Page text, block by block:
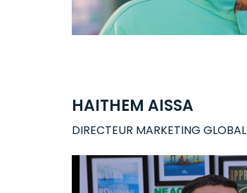
HAITHEM AISSA
DIRECTEUR MARKETING GLOBAL